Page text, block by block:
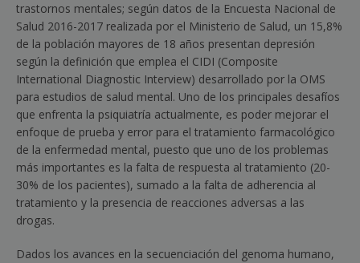
trastornos mentales; según datos de la Encuesta Nacional de
Salud 2016-2017 realizada por el Ministerio de Salud, un 15,8%
de la población mayores de 18 años presentan depresión
según la definición que emplea el CIDI (Composite
International Diagnostic Interview) desarrollado por la OMS
para estudios de salud mental. Uno de los principales desafíos
que enfrenta la psiquiatría actualmente, es poder mejorar el
enfoque de prueba y error para el tratamiento farmacológico
de la enfermedad mental, puesto que uno de los problemas
más importantes es la falta de respuesta al tratamiento (20-
30% de los pacientes), sumado a la falta de adherencia al
tratamiento y la presencia de reacciones adversas a las
drogas.
Dados los avances en la secuenciación del genoma humano,